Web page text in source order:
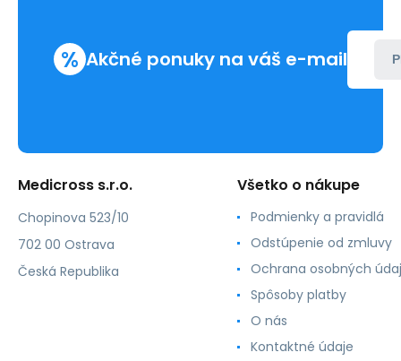
% Akčné ponuky na váš e-mail
Medicross s.r.o.
Chopinova 523/10
702 00 Ostrava
Česká Republika
Všetko o nákupe
Podmienky a pravidlá
Odstúpenie od zmluvy
Ochrana osobných
Spôsoby platby
O nás
Kontaktné údaje